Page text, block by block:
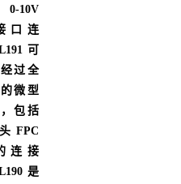
0-10V
口连
可
过全
微型
包括
FPC
连接
是